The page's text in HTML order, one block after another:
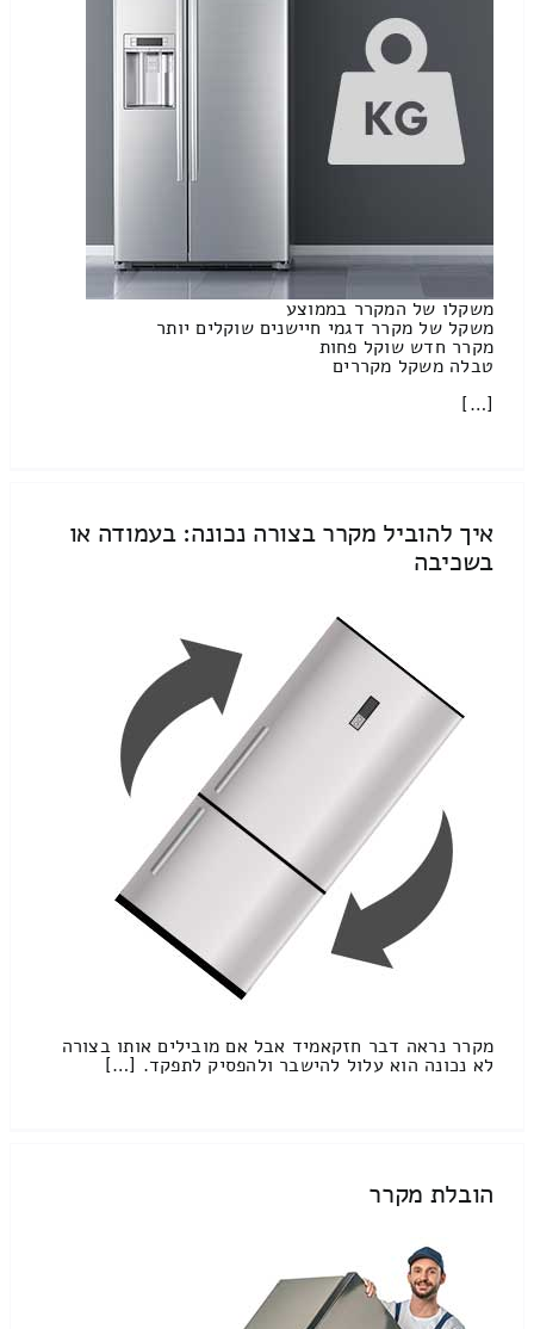
משקלו של המקרר בממוצע
משקל של מקרר דגמי חיישנים שוקלים יותר
מקרר חדש שוקל פחות
טבלה משקל מקררים
[…]
איך להוביל מקרר בצורה נכונה: בעמודה או
בשכיבה
מקרר נראה דבר חזקאמיד אבל אם מובילים אותו בצורה
לא נכונה הוא עלול להישבר ולהפסיק לתפקד. […]
הובלת מקרר